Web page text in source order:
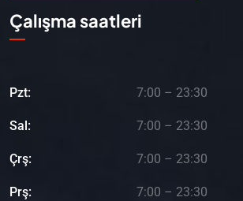
Çalışma saatleri
Pzt: 7:00 – 23:30
Sal: 7:00 – 23:30
Çrş: 7:00 – 23:30
Prş: 7:00 – 23:30